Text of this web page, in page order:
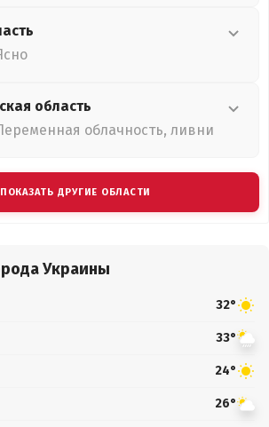
область
облачность, ливни
ПОКАЗАТЬ ДРУГИЕ ОБЛАСТИ
Украины
32°
33°
24°
26°